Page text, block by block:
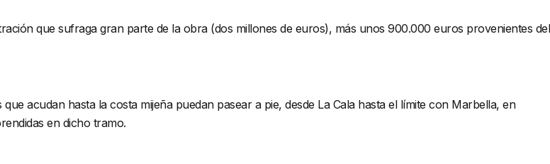
que sufraga gran parte de la obra (dos millones de euros), más unos 900.000 euros provenientes del
acudan hasta la costa mijeña puedan pasear a pie, desde La Cala hasta el límite con Marbella, en
en dicho tramo.